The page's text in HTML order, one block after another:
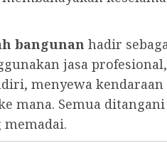
bangunan hadir
jasa profesional,
menyewa kendaraan
mana. Semua